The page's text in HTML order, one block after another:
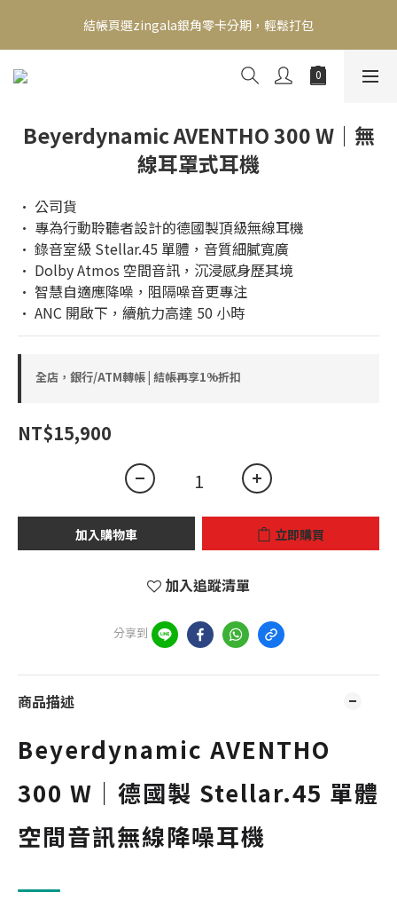
新會員送500！滿額最高回饋2000，刷卡最高12期零利率，馬上了
解👉
結帳頁選zingala銀角零卡分期，輕鬆打包
新會員送500！滿額最高回饋2000，刷卡最高12期零利率，馬上了
Beyerdynamic AVENTHO 300 W｜無
線耳罩式耳機
• 公司貨
• 專為行動聆聽者設計的德國製頂級無線耳機
• 錄音室級 Stellar.45 單體，音質細膩寬廣
• Dolby Atmos 空間音訊，沉浸感身歷其境
• 智慧自適應降噪，阻隔噪音更專注
• ANC 開啟下，續航力高達 50 小時
全店，銀行/ATM轉帳 | 結帳再享1%折扣
NT$15,900
加入購物車 立即購買
加入追蹤清單
分享到
商品描述
Beyerdynamic AVENTHO
300 W｜德國製 Stellar.45 單體
空間音訊無線降噪耳機